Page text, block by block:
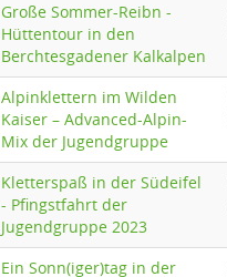
Große Sommer-Reibn -
Hüttentour in den
Berchtesgadener Kalkalpen
Alpinklettern im Wilden
Kaiser – Advanced-Alpin-
Mix der Jugendgruppe
Kletterspaß in der Südeifel
- Pfingstfahrt der
Jugendgruppe 2023
Ein Sonn(iger)tag in der